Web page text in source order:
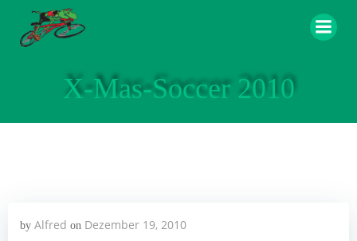
X-Mas-Soccer 2010
by Alfred on Dezember 19, 2010